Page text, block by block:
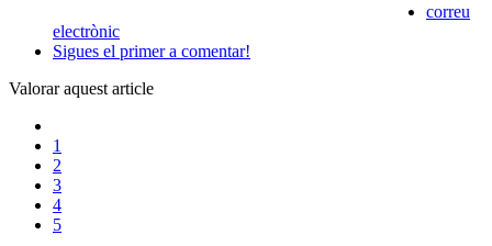
correu
electrònic
Sigues el primer a comentar!
Valorar aquest article
1
2
3
4
5